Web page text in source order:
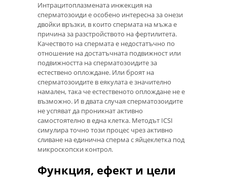
Интрацитоплазмената инжекция на
сперматозоиди е особено интересна за онези
двойки връзки, в които спермата на мъжа е
причина за разстройството на фертилитета.
Качеството на спермата е недостатъчно по
отношение на достатъчната подвижност или
подвижността на сперматозоидите за
естествено оплождане. Или броят на
сперматозоидите в еякулата е значително
намален, така че естественото оплождане не е
възможно. И в двата случая сперматозоидите
не успяват да проникнат активно
самостоятелно в една клетка. Методът ICSI
симулира точно този процес чрез активно
сливане на единична сперма с яйцеклетка под
микроскопски контрол.
Функция, ефект и цели